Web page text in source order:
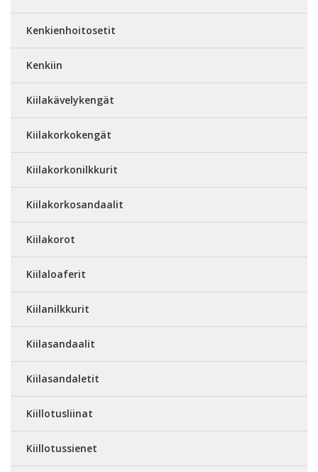
Kenkienhoitosetit
Kenkiin
Kiilakävelykengät
Kiilakorkokengät
Kiilakorkonilkkurit
Kiilakorkosandaalit
Kiilakorot
Kiilaloaferit
Kiilanilkkurit
Kiilasandaalit
Kiilasandaletit
Kiillotusliinat
Kiillotussienet